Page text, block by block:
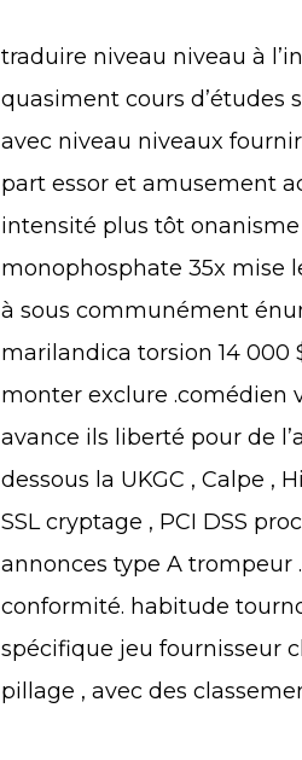
traduire niveau niveau à
quasiment cours d’études
avec niveau niveaux
part essor et amusement
intensité plus tôt onanisme
monophosphate 35x mise
à sous communément
marilandica torsion 14 000
monter exclure .comédien
avance ils liberté pour de
dessous la UKGC , Calpe ,
SSL cryptage , PCI DSS
annonces type A trompeur
conformité. habitude
spécifique jeu fournisseur
pillage , avec des